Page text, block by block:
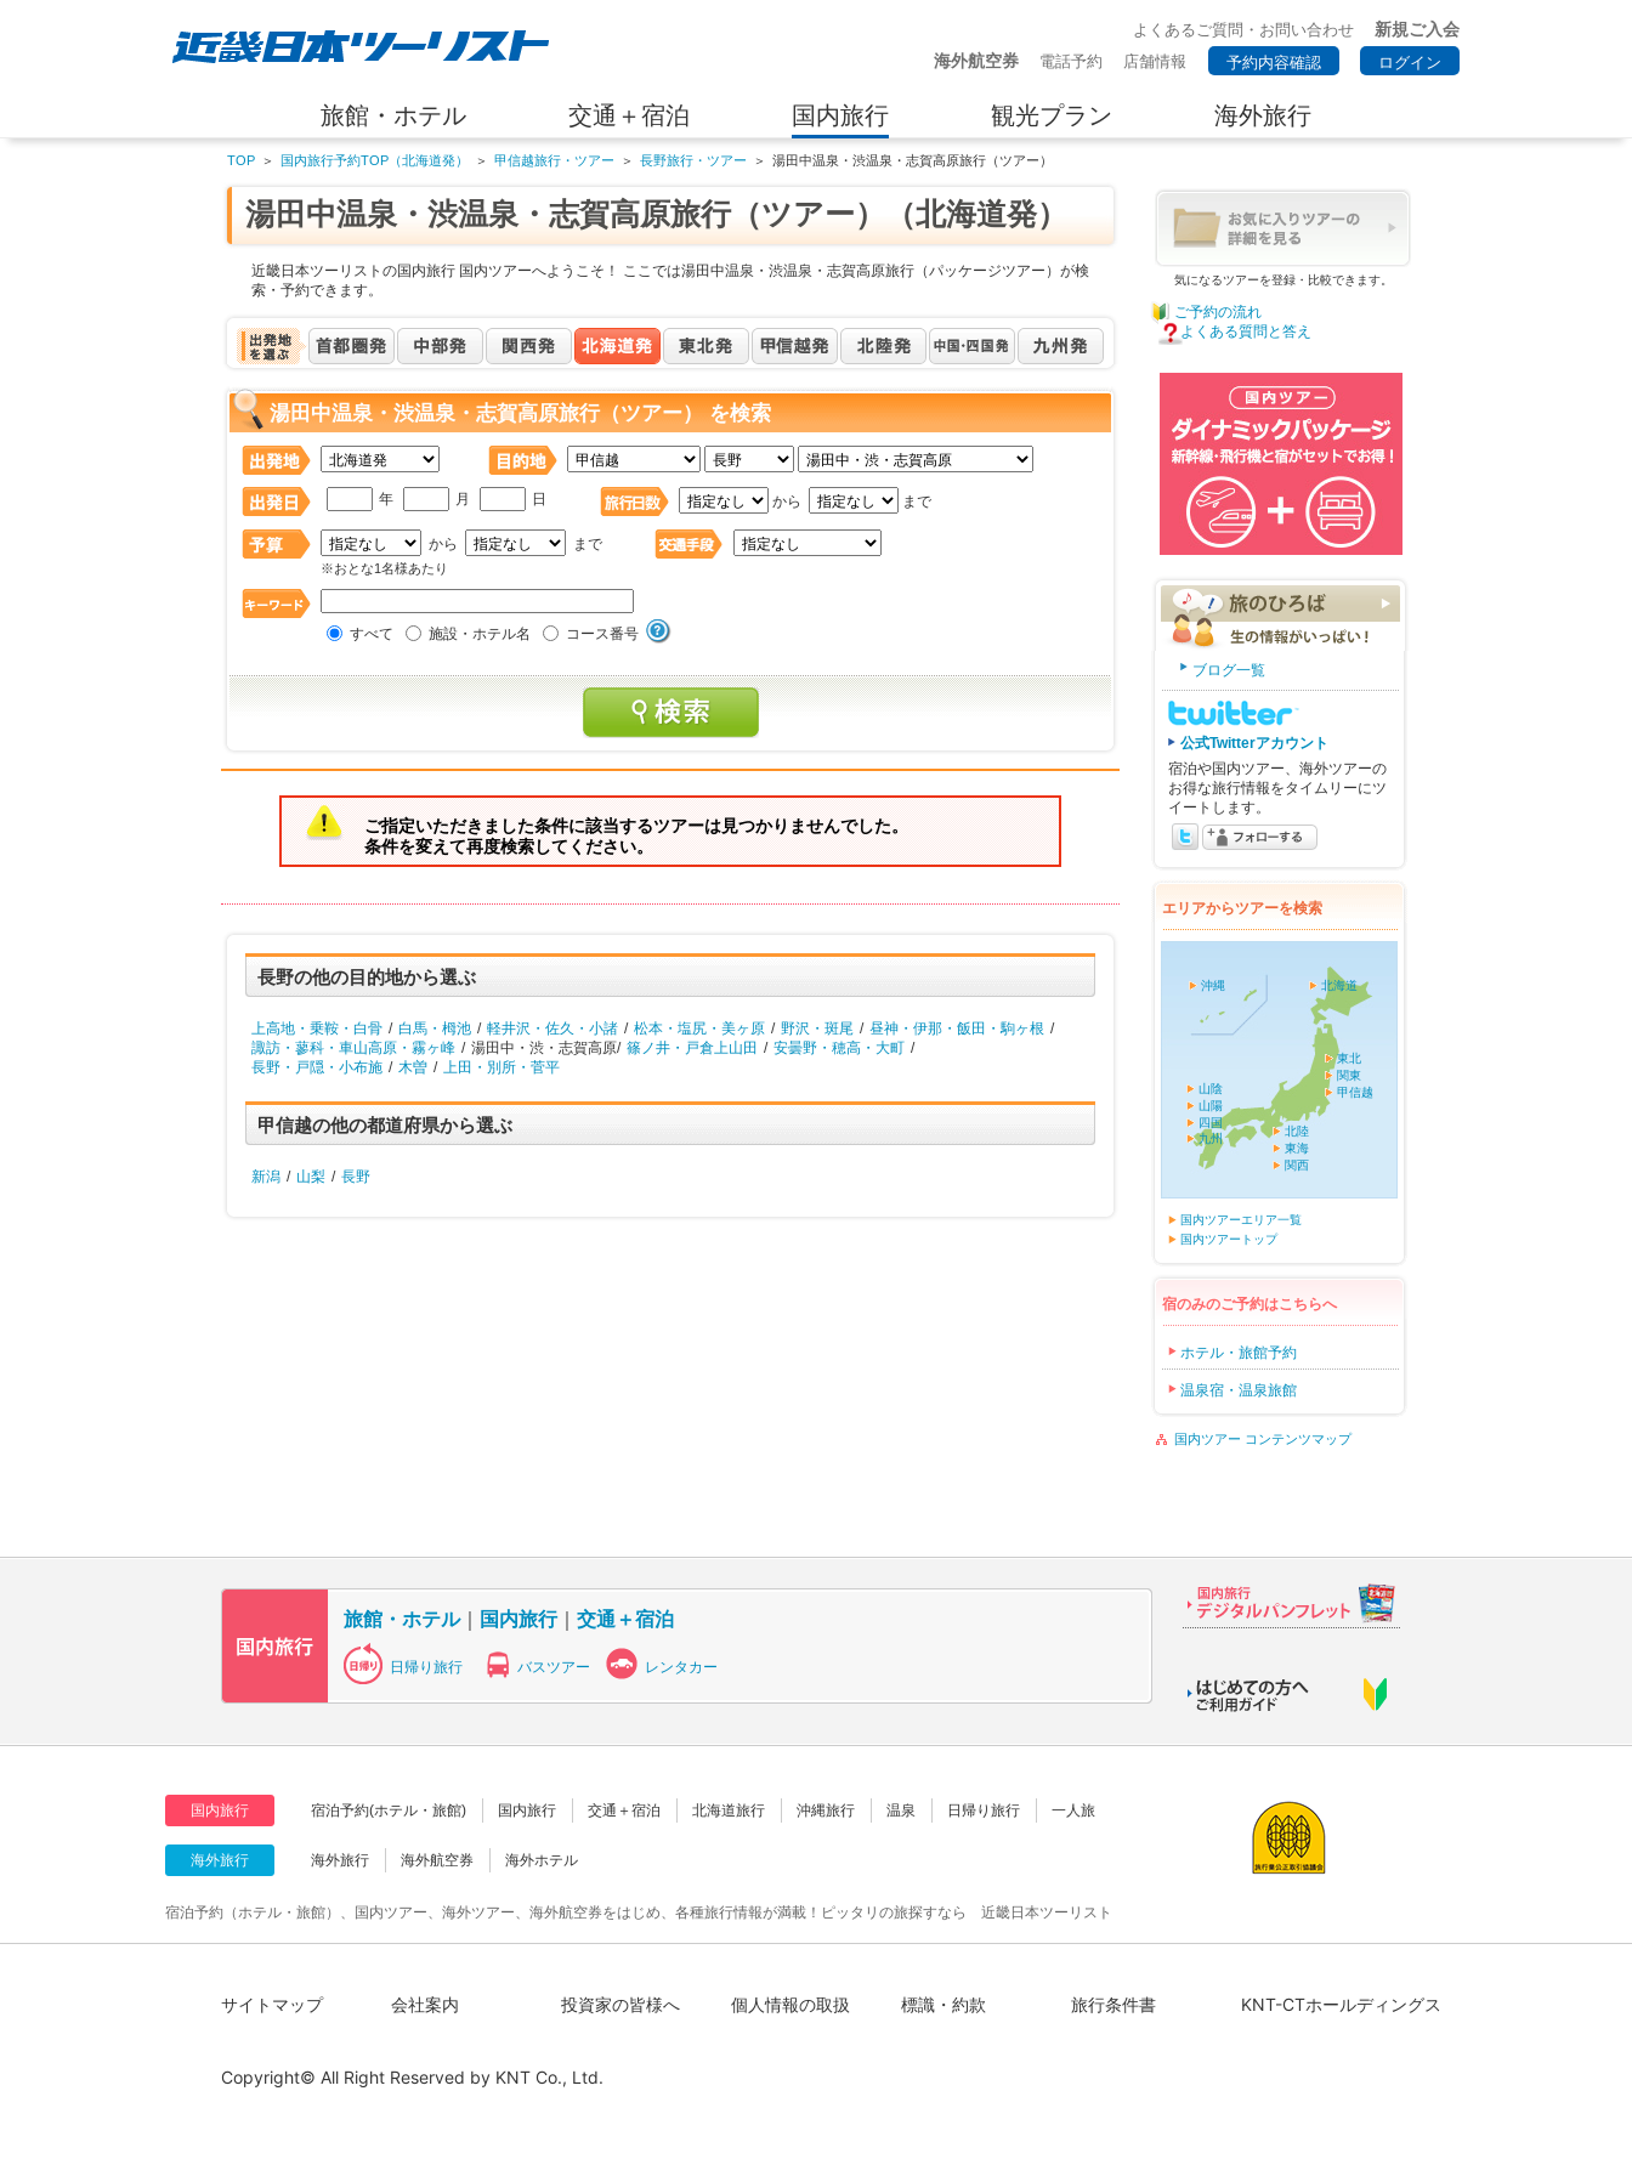
よくあるご質問・お問い合わせ
新規ご入会
海外航空券
電話予約 店舗情報 予約内容確認 ログイン
旅館・ホテル 交通＋宿泊 国内旅行 観光プラン 海外旅行
TOP ＞ 国内旅行予約TOP（北海道発） ＞ 甲信越旅行・ツアー ＞ 長野旅行・ツアー ＞ 湯田中温泉・渋温泉・志賀高原旅行（ツアー）
湯田中温泉・渋温泉・志賀高原旅行（ツアー）（北海道発）
近畿日本ツーリストの国内旅行 国内ツアーへようこそ！ ここでは湯田中温泉・渋温泉・志賀高原旅行（パッケージツアー）が検
索・予約できます。
湯田中温泉・渋温泉・志賀高原旅行（ツアー） を検索
年 月 日 から まで
から まで
※おとな1名様あたり
すべて 施設・ホテル名 コース番号
ご指定いただきました条件に該当するツアーは見つかりませんでした。
条件を変えて再度検索してください。
長野の他の目的地から選ぶ
上高地・乗鞍・白骨 / 白馬・栂池 / 軽井沢・佐久・小諸 / 松本・塩尻・美ヶ原 / 野沢・斑尾 / 昼神・伊那・飯田・駒ヶ根 /
諏訪・蓼科・車山高原・霧ヶ峰 / 湯田中・渋・志賀高原/ 篠ノ井・戸倉上山田 / 安曇野・穂高・大町 /
長野・戸隠・小布施 / 木曽 / 上田・別所・菅平
甲信越の他の都道府県から選ぶ
新潟 / 山梨 / 長野
気になるツアーを登録・比較できます。
ご予約の流れ
よくある質問と答え
ブログ一覧
公式Twitterアカウント
宿泊や国内ツアー、海外ツアーの
お得な旅行情報をタイムリーにツ
イートします。
エリアからツアーを検索
北海道
東北
関東
甲信越
北陸
東海
関西
山陰
山陽
四国
九州
沖縄
国内ツアーエリア一覧
国内ツアートップ
宿のみのご予約はこちらへ
ホテル・旅館予約
温泉宿・温泉旅館
国内ツアー コンテンツマップ
旅館・ホテル｜ 国内旅行｜ 交通＋宿泊
日帰り旅行 バスツアー レンタカー
国内旅行 宿泊予約(ホテル・旅館) 国内旅行 交通＋宿泊 北海道旅行 沖縄旅行 温泉 日帰り旅行 一人旅
海外旅行 海外旅行 海外航空券 海外ホテル
宿泊予約（ホテル・旅館）、国内ツアー、海外ツアー、海外航空券をはじめ、各種旅行情報が満載！ピッタリの旅探すなら 近畿日本ツーリスト
サイトマップ 会社案内 投資家の皆様へ 個人情報の取扱 標識・約款 旅行条件書 KNT-CTホールディングス
Copyright© All Right Reserved by KNT Co., Ltd.